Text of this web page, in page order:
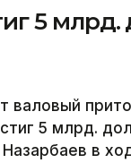
5
5 млрд.
в